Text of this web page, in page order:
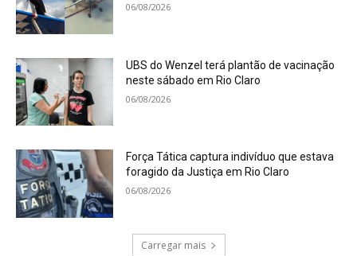
06/08/2026
UBS do Wenzel terá plantão de vacinação
neste sábado em Rio Claro
06/08/2026
Força Tática captura indivíduo que estava
foragido da Justiça em Rio Claro
06/08/2026
Carregar mais